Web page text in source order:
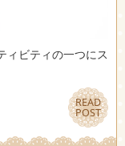
ィビティの一つにス
READ
POST
READ
POST